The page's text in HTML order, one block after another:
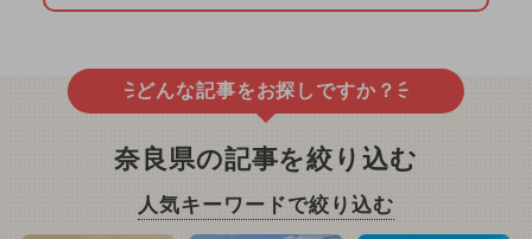
どんな記事をお探しですか？
奈良県の記事を絞り込む
人気キーワードで絞り込む